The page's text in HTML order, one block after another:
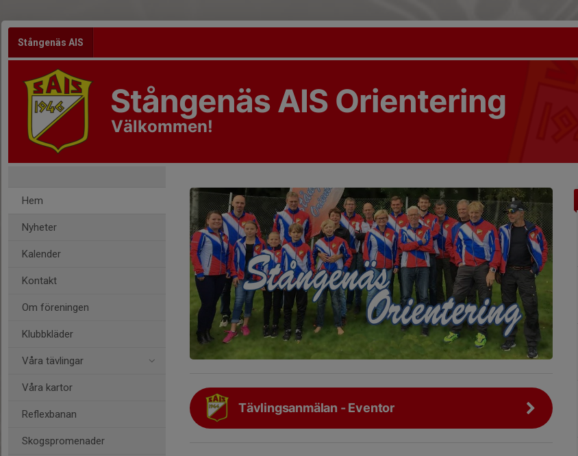
Stångenäs AIS
Stångenäs AIS Orientering
Välkommen!
Hem
Nyheter
Kalender
Kontakt
Om föreningen
Klubbkläder
Våra tävlingar
Våra kartor
Reflexbanan
Skogspromenader
Tävlingsanmälan - Eventor